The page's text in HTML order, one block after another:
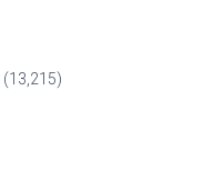
(13,215)